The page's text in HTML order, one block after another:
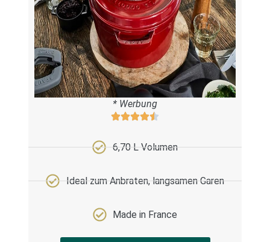
* Werbung
6,70 L Volumen
Ideal zum Anbraten, langsamen Garen
Made in France